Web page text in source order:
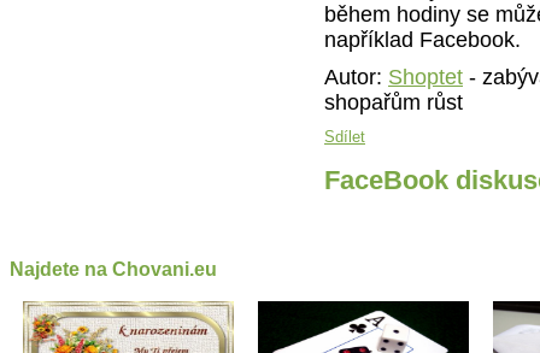
během hodiny se
například Facebook.
Autor: Shoptet -
shopařům růst
Sdílet
FaceBook
Najdete na Chovani.eu